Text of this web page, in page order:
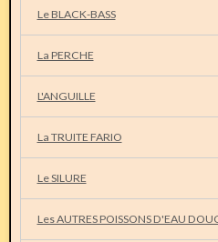
Le BLACK-BASS
La PERCHE
L'ANGUILLE
La TRUITE FARIO
Le SILURE
Les AUTRES POISSONS D'EAU